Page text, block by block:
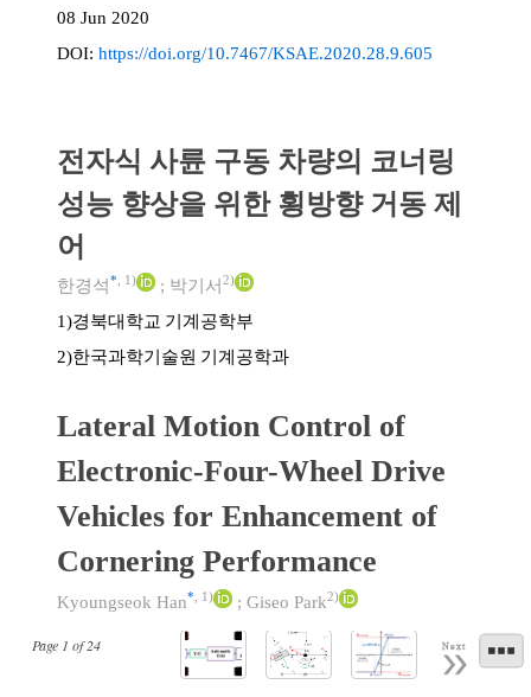
Page 1 of24 Next
08 Jun 2020
DOI: https://doi.org/10.7467/KSAE.2020.28.9.605
전자식 사륜 구동 차량의 코너링
성능 향상을 위한 횡방향 거동 제
어
한경석* 1) ; 박기서2)
1)경북대학교 기계공학부
2)한국과학기술원 기계공학과
Lateral Motion Control of
Electronic-Four-Wheel Drive
Vehicles for Enhancement of
Cornering Performance
Kyoungseok Han*, 1) ; Giseo Park2)